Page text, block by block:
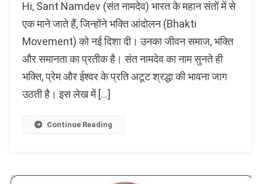
Namdev-
परिचय
जन्म
और
Hi, Sant Namdev (संत नामदेव) भारत के महान संतों में से
एक माने जाते हैं, जिन्होंने भक्ति आंदोलन (Bhakti
Movement) को नई दिशा दी। उनका जीवन समाज, भक्ति
और समानता का प्रतीक है। संत नामदेव का नाम सुनते ही
भक्ति, प्रेम और ईश्वर के प्रति अटूट श्रद्धा की भावना जाग
उठती है। इस लेख में […]
Continue Reading